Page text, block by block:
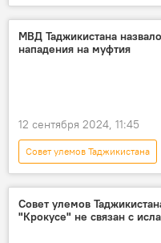
Происшествия, ЧП, криминал
Таджикистан
Новости Душанбе
МВД Таджикистана
нападения на муфтия
12 сентября 2024, 11:45
Совет улемов Таджикистана
Происшествия, ЧП, криминал
Новости Душанбе
Религия
Общество
Совет улемов
"Крокусе" не связан с